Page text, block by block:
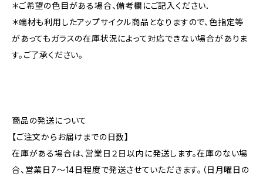
＊ご希望の色目がある場合、備考欄にご記入ください．
＊端材も利用したアップサイクル商品となりますので、色指定等
があってもガラスの在庫状況によって対応できない場合がありま
す。ご了承ください。
商品の発送について
【ご注文からお届けまでの日数】
在庫がある場合は、営業日２日以内に発送します。在庫のない場
合、営業日7～14日程度で発送させていただきます。（日月曜日の